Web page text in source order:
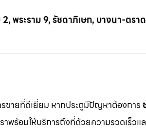
พระราม 9, รัชดาภิเษก, บางนา-ตรา
รขายที่ดีเยี่ยม หากประตูมีปัญหาต้องการ
ราพร้อมให้บริการถึงที่ด้วยความรวดเร็วแ